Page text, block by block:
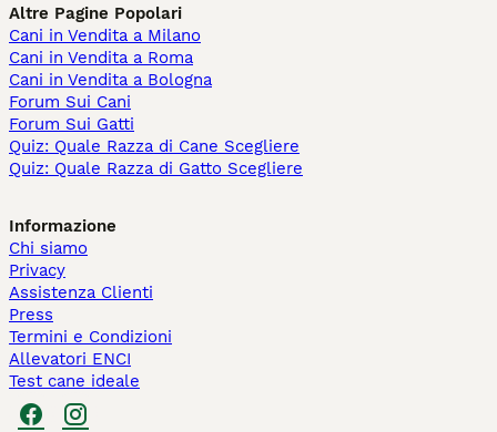
Altre Pagine Popolari
Cani in Vendita a Milano
Cani in Vendita a Roma
Cani in Vendita a Bologna
Forum Sui Cani
Forum Sui Gatti
Quiz: Quale Razza di Cane Scegliere
Quiz: Quale Razza di Gatto Scegliere
Informazione
Chi siamo
Privacy
Assistenza Clienti
Press
Termini e Condizioni
Allevatori ENCI
Test cane ideale